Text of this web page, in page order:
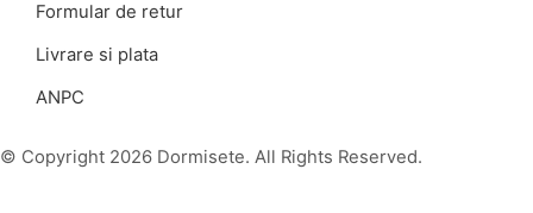
Formular de retur
Livrare si plata
ANPC
© Copyright 2026 Dormisete. All Rights Reserved.